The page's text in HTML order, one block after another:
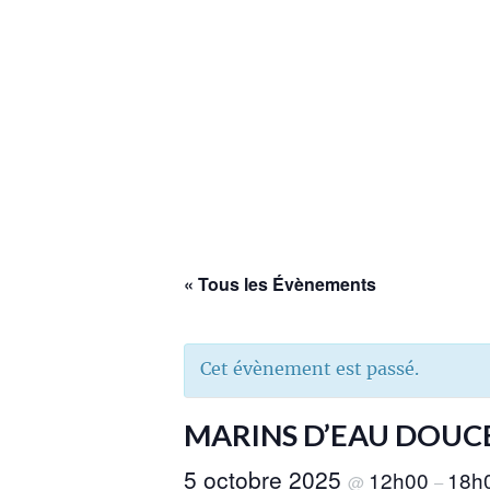
« Tous les Évènements
Cet évènement est passé.
MARINS D’EAU
5 octobre 2025 @ 12h00 –